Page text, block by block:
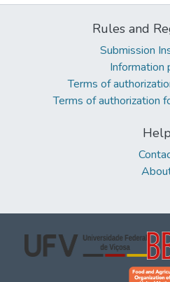
Rules and
Submission
Information
Terms of
Terms of authorization
Help